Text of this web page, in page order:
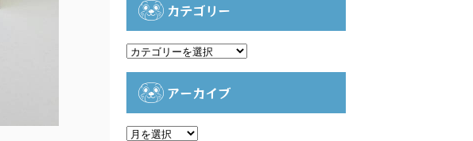
カテゴリー
カ
アーカイブ
ア